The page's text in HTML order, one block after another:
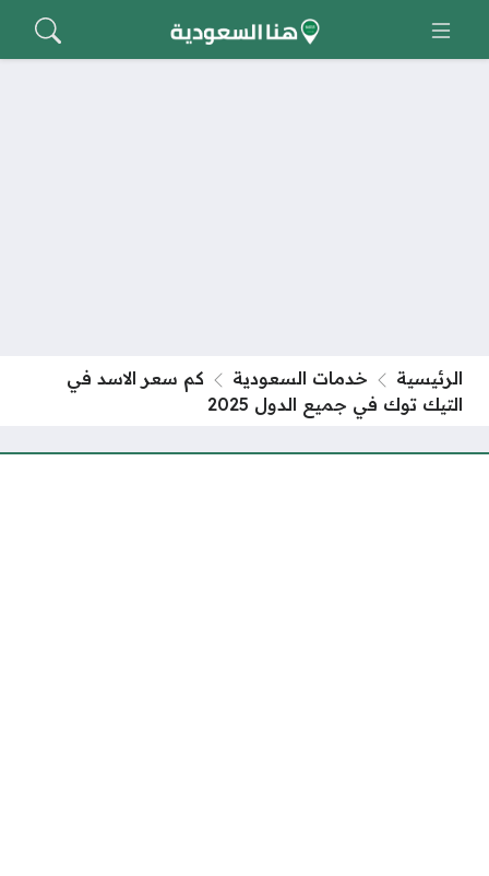
الرئيسية خدمات السعودية
كم سعر الاسد في
التيك توك في جميع الدول 2025